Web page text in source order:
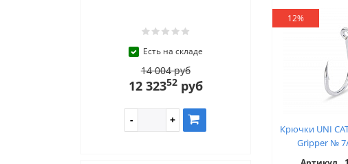
Есть на складе
14 004 руб
12 32352руб
12%
Крючки UNI
Gripper №